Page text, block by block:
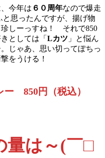
、今年は ６０周年なので爆走
思ったんですが、揚げ物
珍しーっすね！ それで850
としては「 Lカツ 」と悩ん
じゃあ、思い切ってぽちっ
をうける！
ー 850円（税込）
量は～(￣□